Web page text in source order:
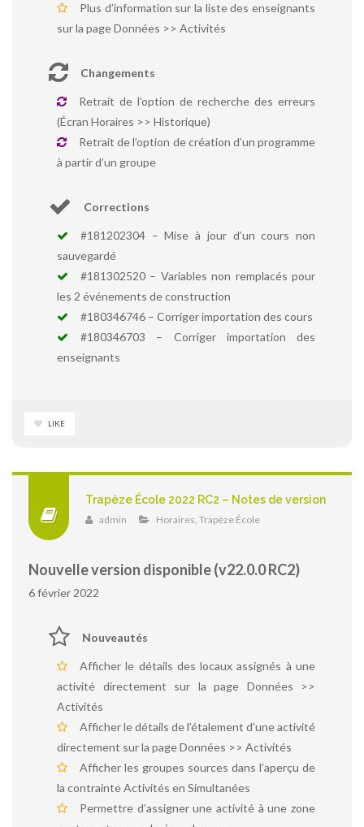
Plus d’information sur la liste des enseignants
sur la page Données >> Activités
Changements
Retrait de l’option de recherche des erreurs
(Écran Horaires >> Historique)
Retrait de l’option de création d’un programme
à partir d’un groupe
Corrections
#181202304 – Mise à jour d’un cours non
sauvegardé
#181302520 – Variables non remplacés pour
les 2 événements de construction
#180346746 – Corriger importation des cours
#180346703 – Corriger importation des
enseignants
LIKE
Trapèze École 2022 RC2 – Notes de version
admin Horaires, Trapèze École
Nouvelle version disponible (v22.0.0 RC2)
6 février 2022
Nouveautés
Afficher le détails des locaux assignés à une
activité directement sur la page Données >>
Activités
Afficher le détails de l’étalement d’une activité
directement sur la page Données >> Activités
Afficher les groupes sources dans l’aperçu de
la contrainte Activités en Simultanées
Permettre d’assigner une activité à une zone